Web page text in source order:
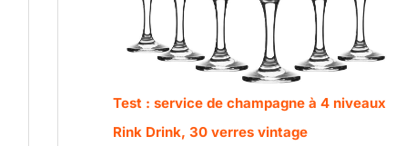
Test : service de champagne à 4 niveaux
Rink Drink, 30 verres vintage